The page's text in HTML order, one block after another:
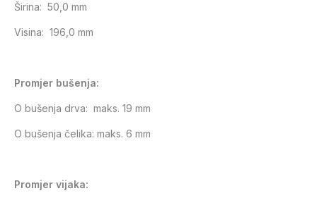
Širina: 50,0 mm
Visina: 196,0 mm
Promjer bušenja:
O bušenja drva: maks. 19 mm
O bušenja čelika: maks. 6 mm
Promjer vijaka: